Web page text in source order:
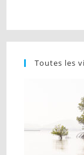
Toutes les